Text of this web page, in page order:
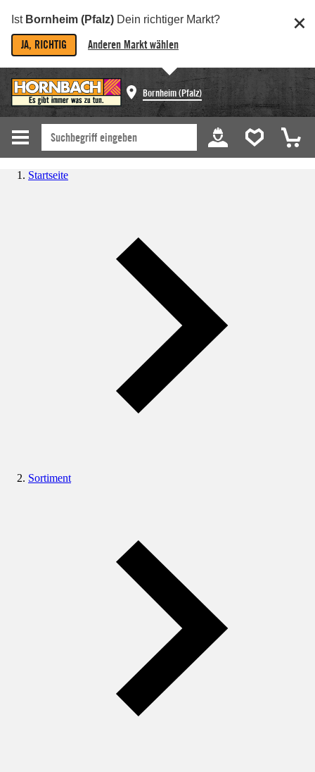
Ist Bornheim (Pfalz) Dein richtiger Markt?
JA, RICHTIG Anderen Markt wählen
Bornheim (Pfalz)
Startseite
Sortiment